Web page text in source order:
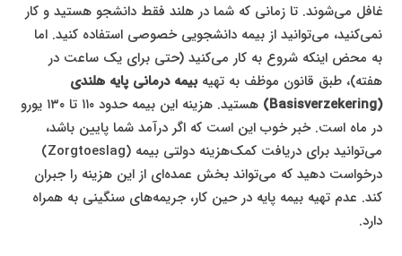
غافل می‌شوند. تا زمانی که شما در هلند فقط دانشجو هستید و کار
نمی‌کنید، می‌توانید از بیمه دانشجویی خصوصی استفاده کنید. اما
به محض اینکه شروع به کار می‌کنید (حتی برای یک ساعت در
هفته)، طبق قانون موظف به تهیهبیمه درمانی پایه هلندی
(Basisverzekering)
هستید. هزینه این بیمه حدود ۱۱۰ تا ۱۳۰ یورو
در ماه است. خبر خوب این است که اگر درآمد شما پایین باشد،
می‌توانید برای دریافت کمک‌هزینه دولتی بیمه (Zorgtoeslag)
درخواست دهید که می‌تواند بخش عمده‌ای از این هزینه را جبران
کند. عدم تهیه بیمه پایه در حین کار، جریمه‌های سنگینی به همراه
دارد.